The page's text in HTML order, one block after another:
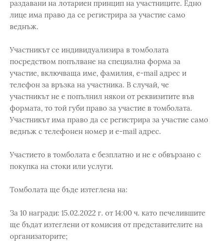
раздавани на лотариен принцип на участниците. Едно
лице има право да се регистрира за участие само
веднъж.
Участникът се индивидуализира в томболата
посредством попълване на специална форма за
участие, включваща име, фамилия, e-mail адрес и
телефон за връзка на участника. В случай, че
участникът не е попълнил някои от реквизитите във
формата, то той губи право за участие в томболата.
Участникът има право да се регистрира за участие само
веднъж с телефонен номер и e-mail адрес.
Участието в томболата е безплатно и не е обвързано с
покупка на стоки или услуги.
Томболата ще бъде изтеглена на:
За 10 награди: 15.02.2022 г. от 14:00 ч. като печелившите
ще бъдат изтеглени от комисия от представителите на
организаторите;